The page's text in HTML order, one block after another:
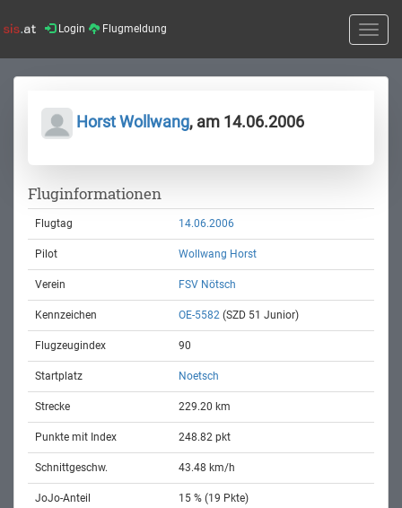
Login Flugmeldung
Toggle
Horst Wollwang, am 14.06.2006
Fluginformationen
Flugtag 14.06.2006
Pilot Wollwang Horst
Verein FSV Nötsch
Kennzeichen OE-5582 (SZD 51 Junior)
Flugzeugindex 90
Startplatz Noetsch
Strecke 229.20 km
Punkte mit Index 248.82 pkt
Schnittgeschw. 43.48 km/h
JoJo-Anteil 15 % (19 Pkte)